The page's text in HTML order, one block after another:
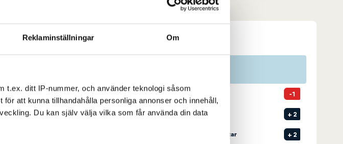
Reklaminställningar Om
t.ex. ditt IP-nummer, och använder teknologi såsom
att kunna tillhandahålla personliga annonser och innehåll,
Du kan själv välja vilka som får använda din data
Leaderboard.
1 2 GYLLIN, Joakim -1
T2 3 BERG, Jonas + 2
HERTZMAN, Oscar + 2